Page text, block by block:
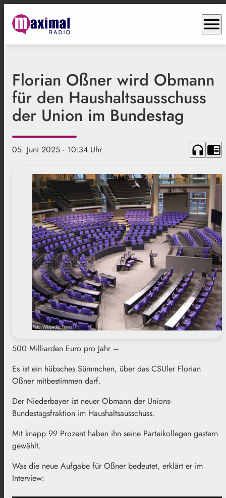
menu
Florian Oßner wird Obmann
für den Haushaltsausschuss
der Union im Bundestag
05. Juni 2025 · 10:34 Uhr headphones chrome_reader_mode
500 Milliarden Euro pro Jahr –
Es ist ein hübsches Sümmchen, über das CSUler Florian
Oßner mitbestimmen darf.
Der Niederbayer ist neuer Obmann der Unions-
Bundestagsfraktion im Haushaltsausschuss.
Mit knapp 99 Prozent haben ihn seine Parteikollegen gestern
gewählt.
Was die neue Aufgabe für Oßner bedeutet, erklärt er im
Interview: